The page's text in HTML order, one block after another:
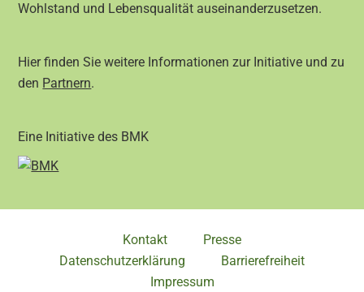
Wohlstand und Lebensqualität auseinanderzusetzen.
Hier finden Sie weitere Informationen zur Initiative und zu
den Partnern.
Eine Initiative des BMK
Kontakt
Presse
Datenschutzerklärung
Barrierefreiheit
Impressum